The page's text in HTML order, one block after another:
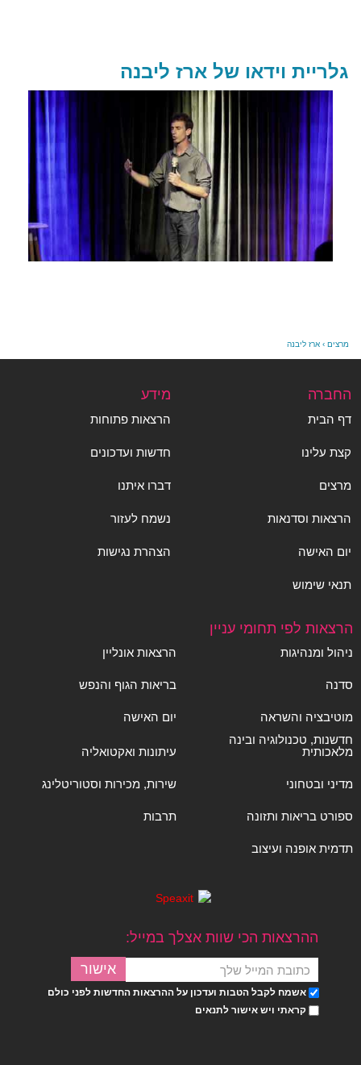
גלריית וידאו של ארז ליבנה
מרצים › ארז ליבנה
החברה
דף הבית
קצת עלינו
מרצים
הרצאות וסדנאות
יום האישה
תנאי שימוש
מידע
הרצאות פתוחות
חדשות ועדכונים
דברו איתנו
נשמח לעזור
הצהרת נגישות
הרצאות לפי תחומי עניין
ניהול ומנהיגות הרצאות אונליין
סדנה בריאות הגוף והנפש
מוטיבציה והשראה
יום האישה
חדשנות, טכנולוגיה ובינה
מלאכותית
עיתונות ואקטואליה
מדיני ובטחוני שירות, מכירות וסטוריטלינג
ספורט בריאות ותזונה תרבות
תדמית אופנה ועיצוב
ההרצאות הכי שוות אצלך במייל:
אשמח לקבל הטבות ועדכון על ההרצאות החדשות לפני כולם
קראתי ויש אישור לתנאים